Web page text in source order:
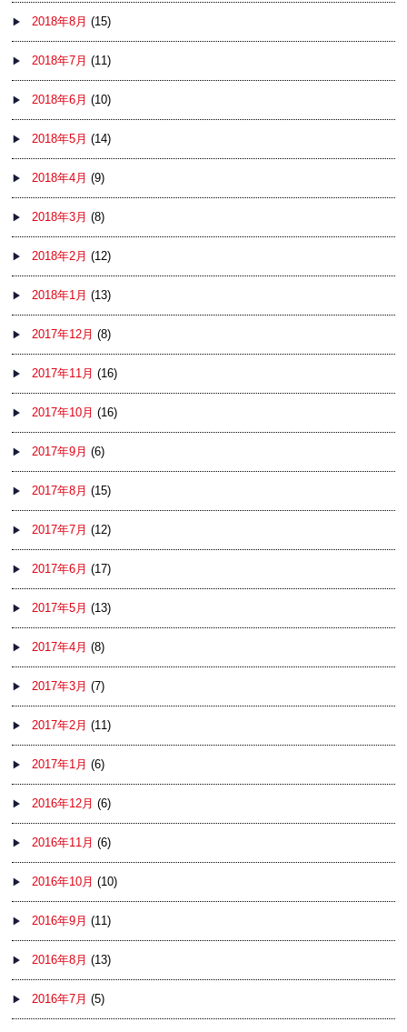
2018年8月 (15)
2018年7月 (11)
2018年6月 (10)
2018年5月 (14)
2018年4月 (9)
2018年3月 (8)
2018年2月 (12)
2018年1月 (13)
2017年12月 (8)
2017年11月 (16)
2017年10月 (16)
2017年9月 (6)
2017年8月 (15)
2017年7月 (12)
2017年6月 (17)
2017年5月 (13)
2017年4月 (8)
2017年3月 (7)
2017年2月 (11)
2017年1月 (6)
2016年12月 (6)
2016年11月 (6)
2016年10月 (10)
2016年9月 (11)
2016年8月 (13)
2016年7月 (5)